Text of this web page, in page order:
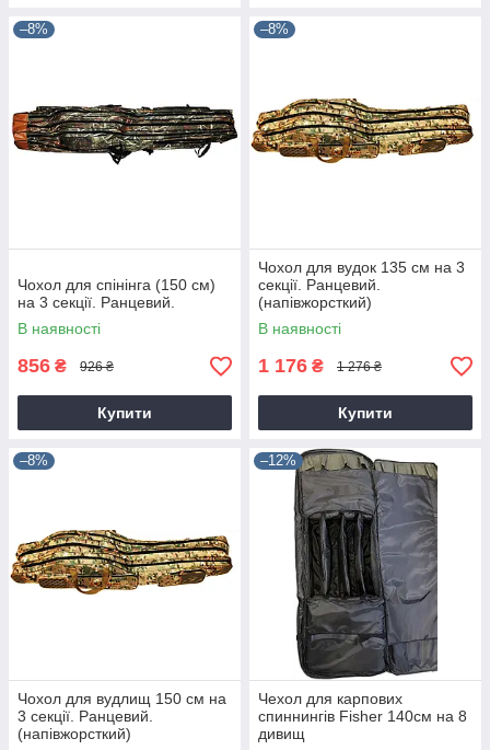
–8%
Чохол для спінінга (150 см)
на 3 секції. Ранцевий.
В наявності
856 ₴ 926 ₴
Купити
–8%
Чохол для вудок 135 см на 3
секції. Ранцевий.
(напівжорсткий)
В наявності
1 176 ₴ 1 276 ₴
Купити
–8%
Чохол для вудлищ 150 см на
3 секції. Ранцевий.
(напівжорсткий)
–12%
Чехол для карпових
спиннингів Fisher 140см на 8
дивищ